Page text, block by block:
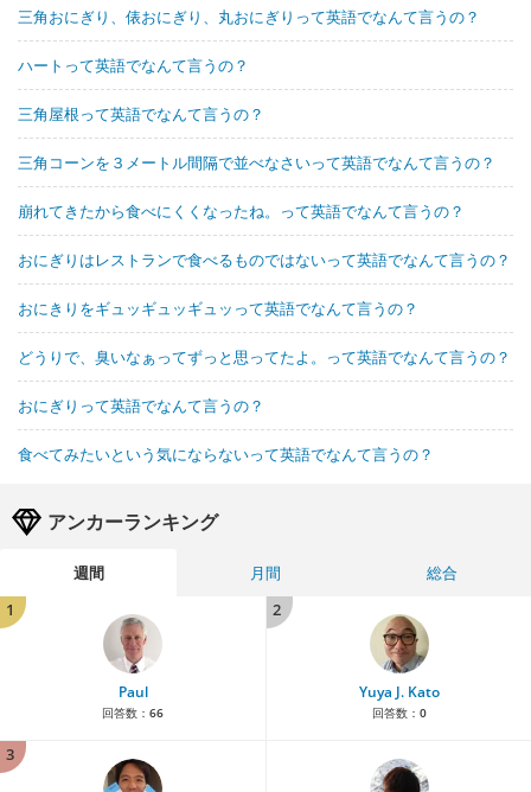
三角おにぎり、俵おにぎり、丸おにぎりって英語でなんて言うの？
ハートって英語でなんて言うの？
三角屋根って英語でなんて言うの？
三角コーンを３メートル間隔で並べなさいって英語でなんて言うの？
崩れてきたから食べにくくなったね。って英語でなんて言うの？
おにぎりはレストランで食べるものではないって英語でなんて言うの？
おにきりをギュッギュッギュッって英語でなんて言うの？
どうりで、臭いなぁってずっと思ってたよ。って英語でなんて言うの？
おにぎりって英語でなんて言うの？
食べてみたいという気にならないって英語でなんて言うの？
アンカーランキング
週間 月間
総合
1
Paul
回答数： 66
2
Yuya J. Kato
回答数： 0
3